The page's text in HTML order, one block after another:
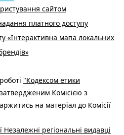
сайтом
платного доступу
«Інтерактивна мапа локальних
"Кодексом етики
Комісією з
на матеріал до Комісії
Незалежні регіональні видавці